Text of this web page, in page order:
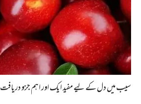
سیب میں دل کے لیے مفید ایک اور اہم جزو دریافت